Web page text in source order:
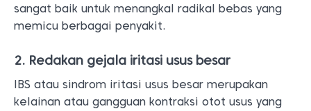
sangat baik untuk menangkal radikal bebas yang
memicu berbagai penyakit.
2. Redakan gejala iritasi usus besar
IBS atau sindrom iritasi usus besar merupakan
kelainan atau gangguan kontraksi otot usus yang